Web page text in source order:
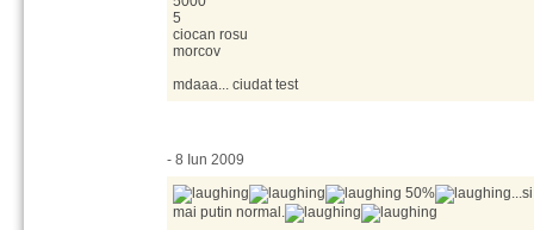
5
ciocan rosu
morcov
mdaaa... ciudat test
- 8 Iun 2009
50%
mai putin normal.